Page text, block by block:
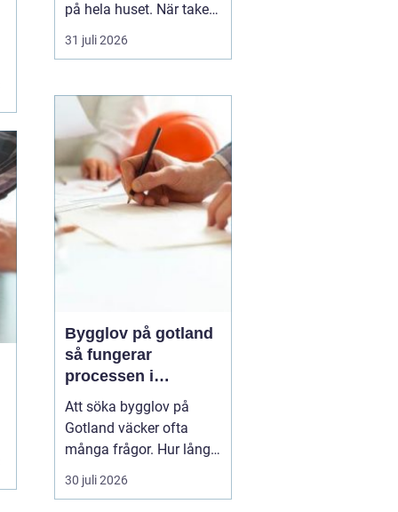
på hela huset. När taket
börjar bli slitet påverkar
det både tryggheten,
värdet på huset. Därför
blir valet
av takläggare i
Jönköping avg...
31 juli 2026
Bygglov på gotland
så fungerar
processen i
praktiken
Att söka bygglov på
Gotland väcker ofta
många frågor. Hur lång
tid tar det? Vilka
handlingar behövs? Och
30 juli 2026